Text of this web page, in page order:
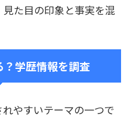
た目の印象と事実を混
学歴情報を調査
やすいテーマの一つで